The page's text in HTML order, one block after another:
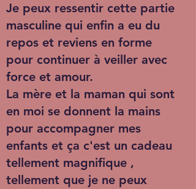
Je peux ressentir cette partie
masculine qui enfin a eu du
repos et reviens en forme
pour continuer à veiller avec
force et amour.
La mère et la maman qui sont
en moi se donnent la mains
pour accompagner mes
enfants et ça c'est un cadeau
tellement magnifique ,
tellement que je ne peux